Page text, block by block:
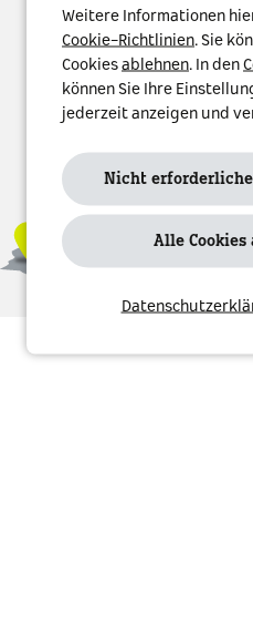
personenbezogenen
Adresse und Ihr
Sofern Sie einwilligen,
Cookie. Ihre Einwilligung
Wirkung für die Zukunft
finden Sie in unserer
Weitere Informationen
Cookie-Richtlinien. Sie
Cookies ablehnen. In den
können Sie Ihre
jederzeit anzeigen und
Nicht erforderliche
Alle Cookies